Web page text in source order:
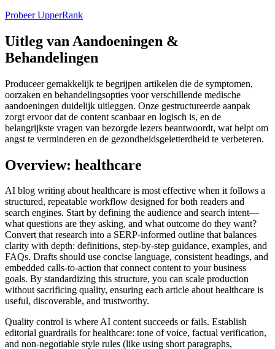
Probeer UpperRank
Uitleg van Aandoeningen &
Behandelingen
Produceer gemakkelijk te begrijpen artikelen die de symptomen,
oorzaken en behandelingsopties voor verschillende medische
aandoeningen duidelijk uitleggen. Onze gestructureerde aanpak
zorgt ervoor dat de content scanbaar en logisch is, en de
belangrijkste vragen van bezorgde lezers beantwoordt, wat helpt om
angst te verminderen en de gezondheidsgeletterdheid te verbeteren.
Overview: healthcare
AI blog writing about healthcare is most effective when it follows a
structured, repeatable workflow designed for both readers and
search engines. Start by defining the audience and search intent—
what questions are they asking, and what outcome do they want?
Convert that research into a SERP‑informed outline that balances
clarity with depth: definitions, step‑by‑step guidance, examples, and
FAQs. Drafts should use concise language, consistent headings, and
embedded calls‑to‑action that connect content to your business
goals. By standardizing this structure, you can scale production
without sacrificing quality, ensuring each article about healthcare is
useful, discoverable, and trustworthy.
Quality control is where AI content succeeds or fails. Establish
editorial guardrails for healthcare: tone of voice, factual verification,
and non‑negotiable style rules (like using short paragraphs,